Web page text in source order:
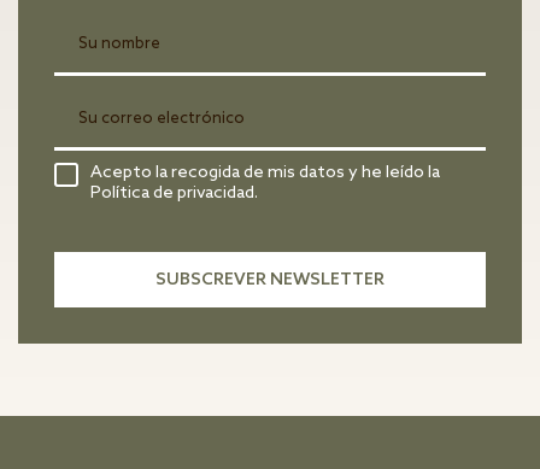
Acepto la recogida de mis datos y he leído la
Política de privacidad.